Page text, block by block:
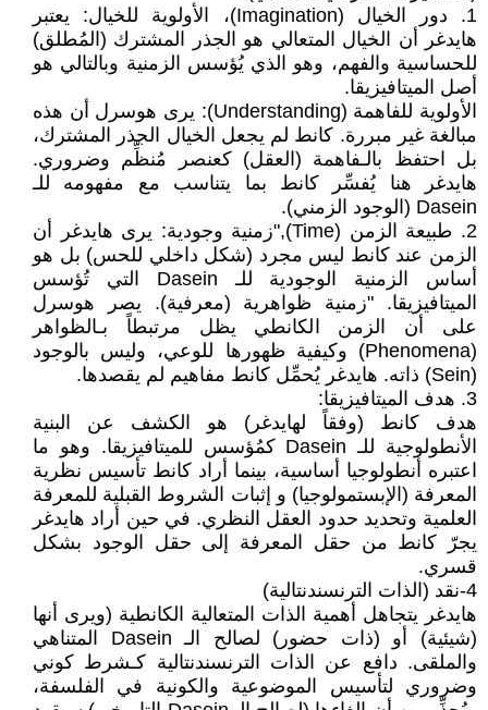
1. دور الخيال (Imagination)، الأولوية للخيال: يعتبر
هايدغر أن الخيال المتعالي هو الجذر المشترك (المُطلق)
للحساسية والفهم، وهو الذي يُؤسس الزمنية وبالتالي هو
أصل الميتافيزيقا.
الأولوية للفاهمة (Understanding): يرى هوسرل أن هذه
مبالغة غير مبررة. كانط لم يجعل الخيال الجذر المشترك،
بل احتفظ بالـفاهمة (العقل) كعنصر مُنظِّم وضروري.
هايدغر هنا يُفسِّر كانط بما يتناسب مع مفهومه للـ
Dasein (الوجود الزمني).
2. طبيعة الزمن (Time),"زمنية وجودية: يرى هايدغر أن
الزمن عند كانط ليس مجرد (شكل داخلي للحس) بل هو
أساس الزمنية الوجودية للـ Dasein التي تُؤسس
الميتافيزيقا. "زمنية ظواهرية (معرفية). يصر هوسرل
على أن الزمن الكانطي يظل مرتبطاً بـالظواهر
(Phenomena) وكيفية ظهورها للوعي، وليس بالوجود
(Sein) ذاته. هايدغر يُحمِّل كانط مفاهيم لم يقصدها.
3. هدف الميتافيزيقا:
هدف كانط (وفقاً لهايدغر) هو الكشف عن البنية
الأنطولوجية للـ Dasein كمُؤسس للميتافيزيقا. وهو ما
اعتبره أنطولوجيا أساسية، بينما أراد كانط تأسيس نظرية
المعرفة (الإبستمولوجيا) و إثبات الشروط القبلية للمعرفة
العلمية وتحديد حدود العقل النظري. في حين أراد هايدغر
يجرّ كانط من حقل المعرفة إلى حقل الوجود بشكل
قسري.
4-نقد (الذات الترنسندنتالية)
هايدغر يتجاهل أهمية الذات المتعالية الكانطية (ويرى أنها
(شيئية) أو (ذات حضور) لصالح الـ Dasein المتناهي
والملقى. دافع عن الذات الترنسندنتالية كـشرط كوني
وضروري لتأسيس الموضوعية والكونية في الفلسفة،